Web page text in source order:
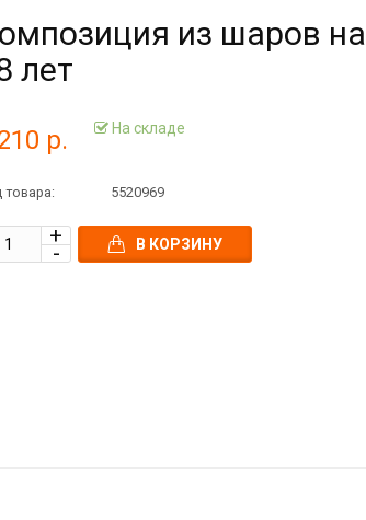
из шаров на
лет
р. На складе
товара: 5520969
В КОРЗИНУ